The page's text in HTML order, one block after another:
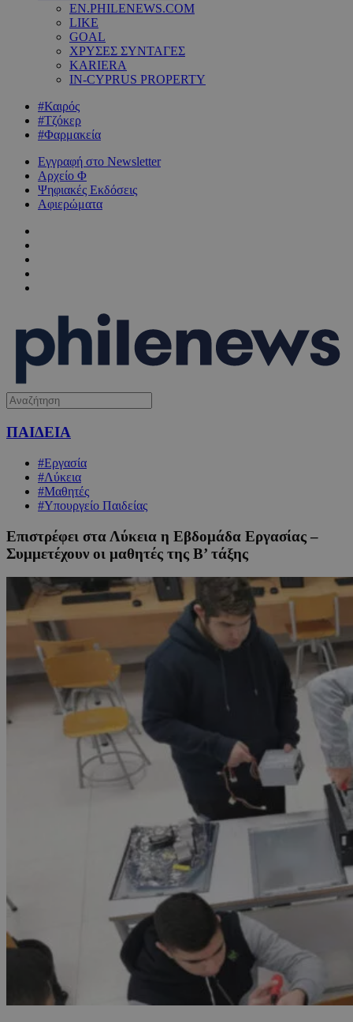
EN.PHILENEWS.COM
LIKE
GOAL
ΧΡΥΣΕΣ ΣΥΝΤΑΓΕΣ
KARIERA
IN-CYPRUS PROPERTY
#Καιρός
#Τζόκερ
#Φαρμακεία
Εγγραφή στο Newsletter
Αρχείο Φ
Ψηφιακές Εκδόσεις
Αφιερώματα
ΠΑΙΔΕΙΑ
#Εργασία
#Λύκεια
#Μαθητές
#Υπουργείο Παιδείας
Επιστρέφει στα Λύκεια η Εβδομάδα Εργασίας –
Συμμετέχουν οι μαθητές της Β’ τάξης